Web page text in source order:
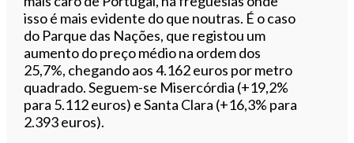
isso é mais evidente do que noutras. É o caso
do Parque das Nações, que registou um
aumento do preço médio na ordem dos
25,7%, chegando aos 4.162 euros por metro
quadrado. Seguem-se Misercórdia (+19,2%
para 5.112 euros) e Santa Clara (+16,3% para
2.393 euros).